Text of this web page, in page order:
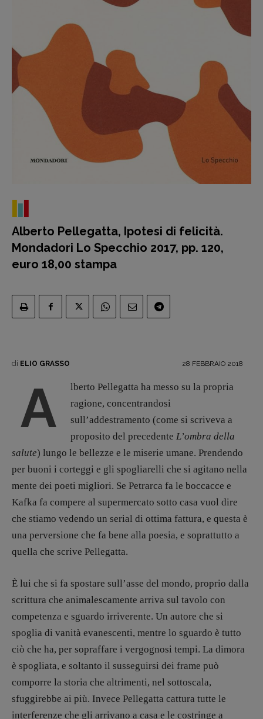
Interviste
RUBRICHE
Archeologie del
presente
Fumetti
Libro & Film
Pulp for kids
Opera prima
Editoria
Intelligenza Artificiale
Maestri sommersi
Psichedelia
Scienza
Valerio Evangelisti
Zong!
DIRETTRICE RESPONSABILE
Antonella Marrone
REDAZIONE
Walter Catalano,Giuseppe Costigliola,
Fabio Malagnini
Marcoli ,Elisabetta Michielin, Nicole
Spallina,Roberto Sturm,Tania Tonin
Elio Grasso[eliovoyager@gmail.com]
Coordinamento Primo Piano:
Elisabetta Michielin
[michielin.elisabetta@gmail.com]
Coordinamento News in breve:
Anna da Re
[anna.dare.comunicazione@gmail.com]
Coordinamento Fumetti:
Fabio Malagnini
Alberto Pellegatta, Ipotesi di felicità.
Mondadori Lo Specchio 2017, pp. 120,
euro 18,00 stampa
di ELIO GRASSO 28 FEBBRAIO 2018
A
lberto Pellegatta ha messo su la propria
ragione, concentrandosi
sull’addestramento (come si scriveva a
proposito del precedente L’ombra della
salute) lungo le bellezze e le miserie umane. Prendendo
per buoni i corteggi e gli spogliarelli che si agitano nella
mente dei poeti migliori. Se Petrarca fa le boccacce e
Kafka fa compere al supermercato sotto casa vuol dire
che stiamo vedendo un serial di ottima fattura, e questa è
una perversione che fa bene alla poesia, e soprattutto a
quella che scrive Pellegatta.
È lui che si fa spostare sull’asse del mondo, proprio dalla
scrittura che animalescamente arriva sul tavolo con
competenza e sguardo irriverente. Un autore che si
spoglia di vanità evanescenti, mentre lo sguardo è tutto
ciò che ha, per sopraffare i vergognosi tempi. La dimora
è spogliata, e soltanto il susseguirsi dei frame può
comporre la storia che altrimenti, nel sottoscala,
sfuggirebbe ai più. Invece Pellegatta cattura tutte le
interferenze che gli arrivano a casa e le costringe a